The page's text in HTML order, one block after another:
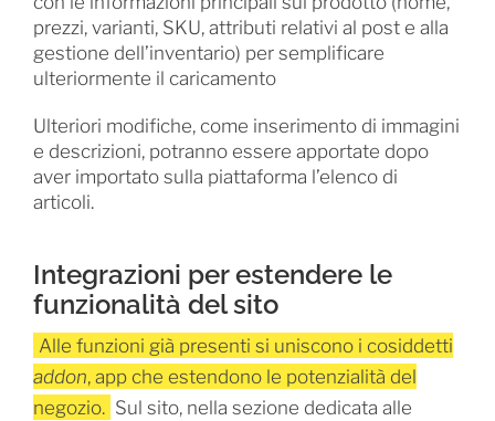
prezzi, varianti, SKU, attributi relativi al post e alla
gestione dell’inventario) per semplificare
ulteriormente il caricamento
Ulteriori modifiche, come inserimento di immagini
e descrizioni, potranno essere apportate dopo
aver importato sulla piattaforma l’elenco di
articoli.
Integrazioni per estendere le
funzionalità del sito
Alle funzioni già presenti si uniscono i cosiddetti
addon, app che estendono le potenzialità del
negozio. Sul sito, nella sezione dedicata alle